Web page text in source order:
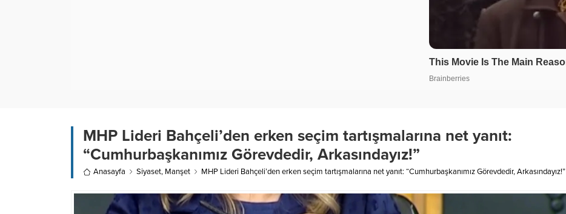
MHP Lideri Bahçeli’den erken seçim tartışmalarına net yanıt:
“Cumhurbaşkanımız Görevdedir, Arkasındayız!”
Anasayfa Siyaset, Manşet MHP Lideri Bahçeli’den erken seçim tartışmalarına net yanıt: “Cumhurbaşkanımız Görevdedir, Arkasındayız!”